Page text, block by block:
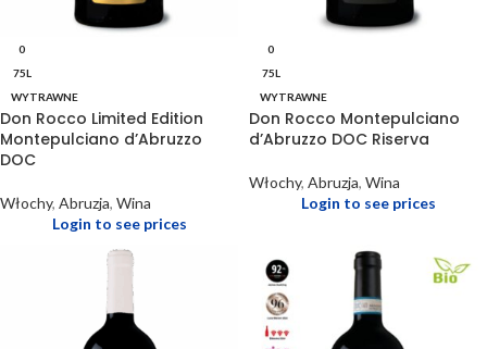
0
75L
WYTRAWNE
Don Rocco Limited Edition
Montepulciano d’Abruzzo
DOC
Włochy, Abruzja, Wina
Login to see prices
0
75L
WYTRAWNE
Don Rocco Montepulciano
d’Abruzzo DOC Riserva
Włochy, Abruzja, Wina
Login to see prices